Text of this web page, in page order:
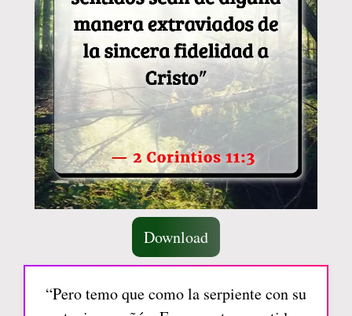
Download
“Pero temo que como la serpiente con su